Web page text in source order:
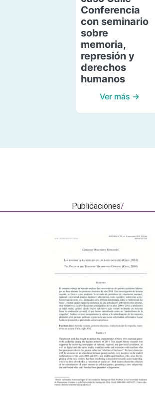
Conferencia
con seminario
sobre
memoria,
represión y
derechos
humanos
Ver más →
Publicaciones/